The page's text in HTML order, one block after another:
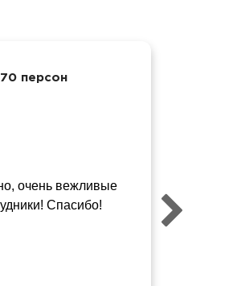
персон
очень вежливые
Спасибо!